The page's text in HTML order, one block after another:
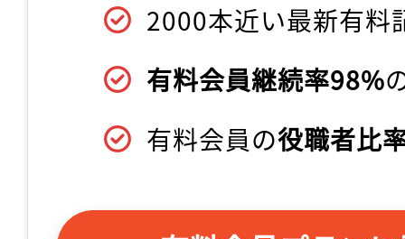
2000本近い最新有料
有料会員継続率98%
有料会員の役職者比